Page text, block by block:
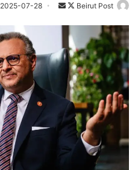
Beirut Post
تابعأرسل 2025-07-28